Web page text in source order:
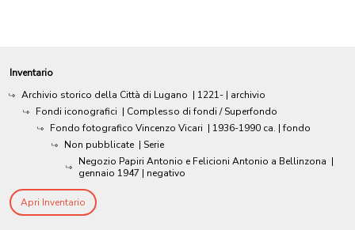
Inventario
Archivio storico della Città di Lugano | 1221- | archivio
Fondi iconografici | Complesso di fondi / Superfondo
Fondo fotografico Vincenzo Vicari | 1936-1990 ca. | fondo
Non pubblicate | Serie
Negozio Papiri Antonio e Felicioni Antonio a Bellinzona |
gennaio 1947 | negativo
Apri Inventario